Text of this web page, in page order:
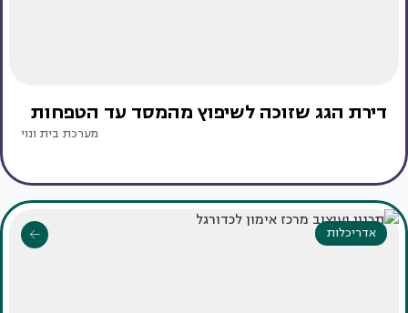
דירת הגג שזוכה לשיפוץ מהמסד עד הטפחות
מערכת בית ונוי
אדריכלות